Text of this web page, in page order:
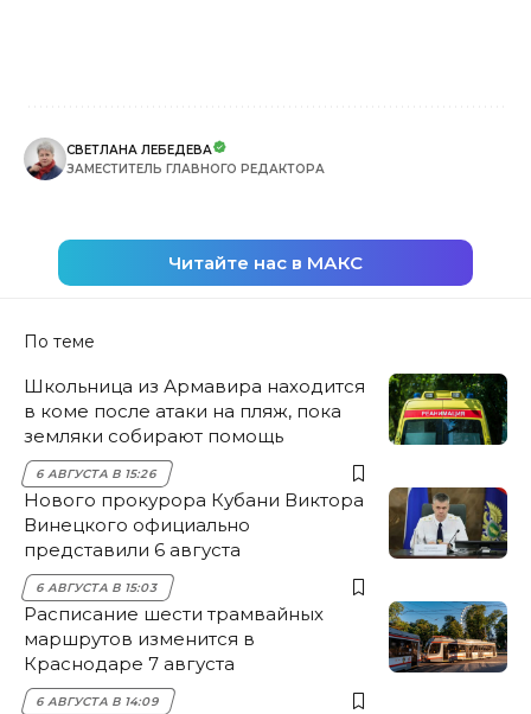
СВЕТЛАНА ЛЕБЕДЕВА
ЗАМЕСТИТЕЛЬ ГЛАВНОГО РЕДАКТОРА
Читайте нас в МАКС
По теме
Школьница из Армавира находится
в коме после атаки на пляж, пока
земляки собирают помощь
6 АВГУСТА В 15:26
Нового прокурора Кубани Виктора
Винецкого официально
представили 6 августа
6 АВГУСТА В 15:03
Расписание шести трамвайных
маршрутов изменится в
Краснодаре 7 августа
6 АВГУСТА В 14:09